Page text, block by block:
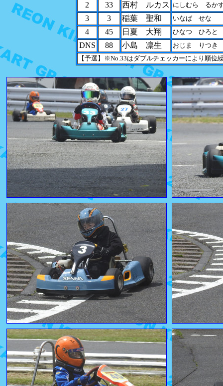
2 33 西村 ルカス にしむら るか
3 3 稲葉 聖和 いなば せな
4 45 日夏 大翔 ひなつ ひろと
DNS 88 小島 凛生
おじま りつき
【予選】※No.33はダブルチェッカーにより順位